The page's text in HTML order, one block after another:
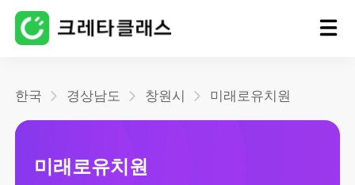
한국 경상남도 창원시 미래로유치원
미래로유치원